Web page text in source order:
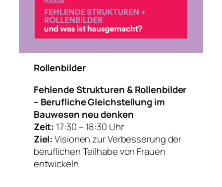
Rollenbilder
Fehlende Strukturen & Rollenbilder
– Berufliche Gleichstellung im
Bauwesen neu denken
Zeit: 17:30 – 18:30 Uhr
Ziel:Visionen zur Verbesserung der
beruflichen Teilhabe von Frauen
entwickeln